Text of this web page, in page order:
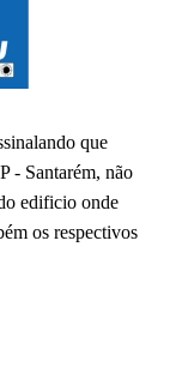
que
- Santarém, não
edificio onde
os respectivos